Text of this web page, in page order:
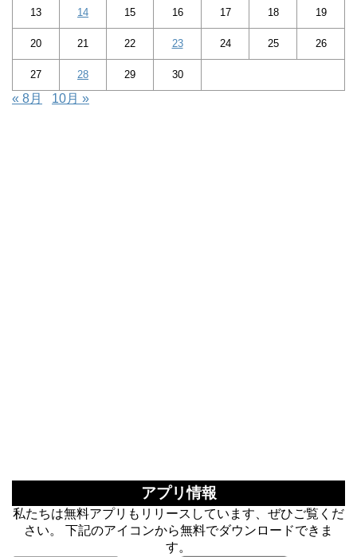
13 14 15 16 17 18 19
20 21 22 23 24 25 26
27 28 29 30
« 8月 10月 »
アプリ情報
私たちは無料アプリもリリースしています、ぜひご覧くだ
さい。 下記のアイコンから無料でダウンロードできま
す。